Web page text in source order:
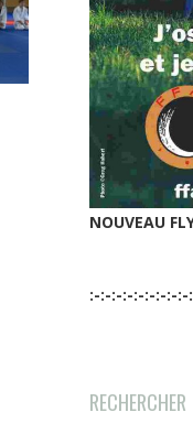
NOUVEAU
:-:-:-:-:-:-:-:-
RECHERCHER